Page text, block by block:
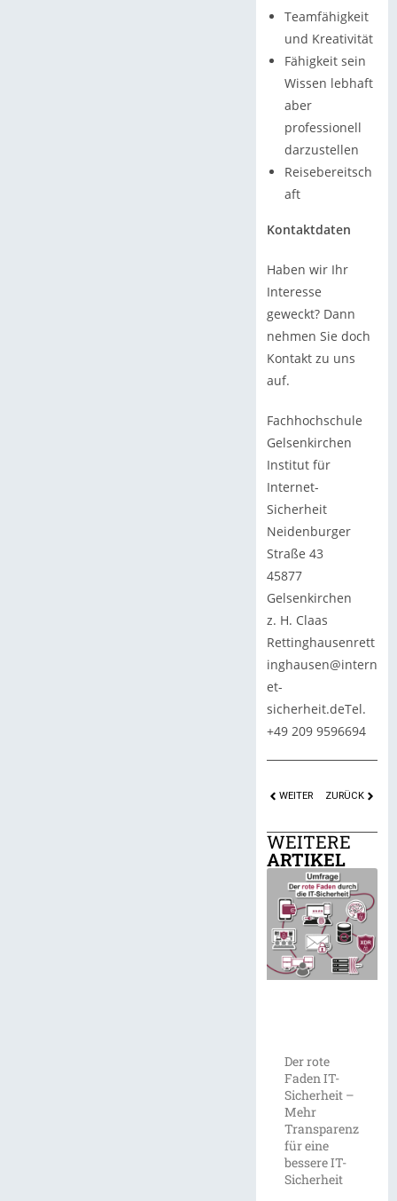
Teamfähigkeit
und Kreativität
Fähigkeit sein
Wissen lebhaft
aber
professionell
darzustellen
Reisebereitsch
aft
Kontaktdaten
Haben wir Ihr
Interesse
geweckt? Dann
nehmen Sie doch
Kontakt zu uns
auf.
Fachhochschule
Gelsenkirchen
Institut für
Internet-
Sicherheit
Neidenburger
Straße 43
45877
Gelsenkirchen
z. H. Claas
Rettinghausenrett
inghausen@intern
et-
sicherheit.deTel.
+49 209 9596694
WEITER ZURÜCK
WEITERE
ARTIKEL
Der rote
Faden IT-
Sicherheit –
Mehr
Transparenz
für eine
bessere IT-
Sicherheit